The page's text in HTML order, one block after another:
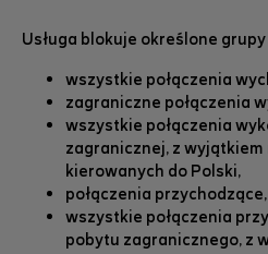
Usługa blokuje określone grupy
wszystkie połączenia
zagraniczne połączenia
wszystkie połączenia
zagranicznej, z
kierowanych do Polski,
połączenia przychodzące,
wszystkie połączenia
pobytu zagranicznego, z